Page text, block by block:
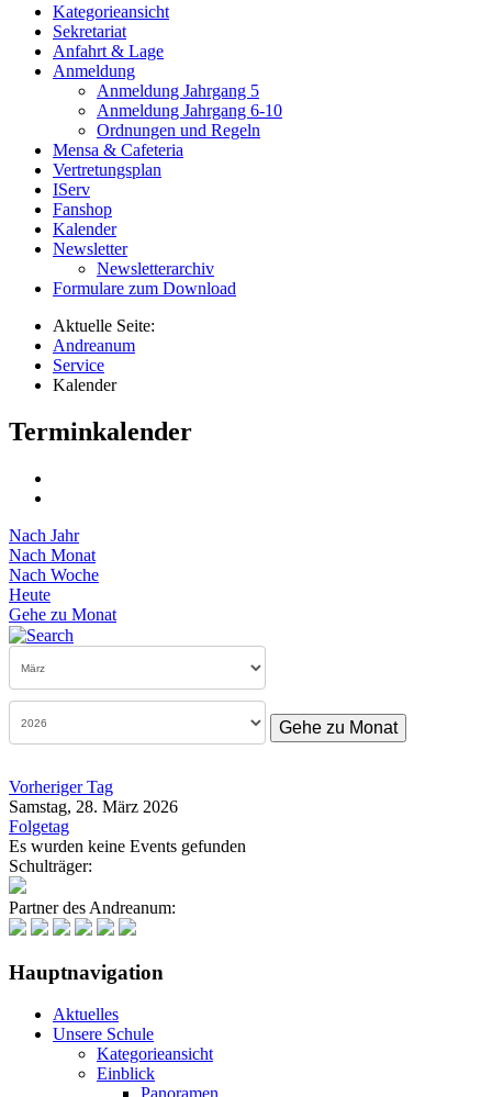
Kategorieansicht
Sekretariat
Anfahrt & Lage
Anmeldung
Anmeldung Jahrgang 5
Anmeldung Jahrgang 6-10
Ordnungen und Regeln
Mensa & Cafeteria
Vertretungsplan
IServ
Fanshop
Kalender
Newsletter
Newsletterarchiv
Formulare zum Download
Aktuelle Seite:
Andreanum
Service
Kalender
Terminkalender
Nach Jahr
Nach Monat
Nach Woche
Heute
Gehe zu Monat
Gehe zu Monat
Vorheriger Tag
Samstag, 28. März 2026
Folgetag
Es wurden keine Events gefunden
Schulträger:
Partner des Andreanum:
Hauptnavigation
Aktuelles
Unsere Schule
Kategorieansicht
Einblick